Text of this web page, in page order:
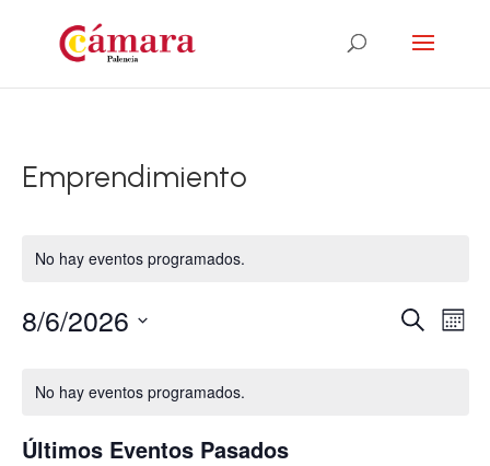
Emprendimiento
No hay eventos programados.
Buscar
de
Mes
8/6/2026
fecha.
de
No hay eventos programados.
Últimos Eventos Pasados